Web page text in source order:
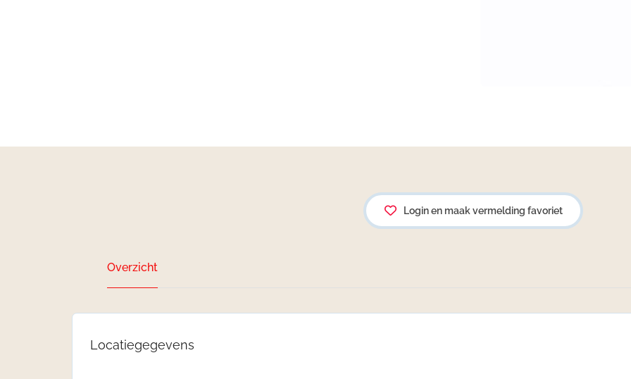
Login en maak vermelding favoriet
Overzicht
Locatiegegevens